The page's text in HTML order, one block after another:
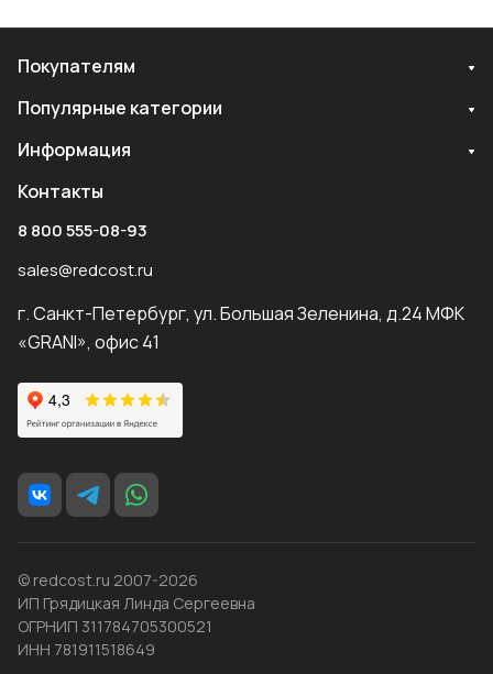
Покупателям
Популярные категории
Информация
Контакты
8 800 555-08-93
sales@redcost.ru
г. Санкт-Петербург, ул. Большая Зеленина, д.24 МФК
«GRANI», офис 41
© redcost.ru 2007-2026
ИП Грядицкая Линда Сергеевна
ОГРНИП 311784705300521
ИНН 781911518649